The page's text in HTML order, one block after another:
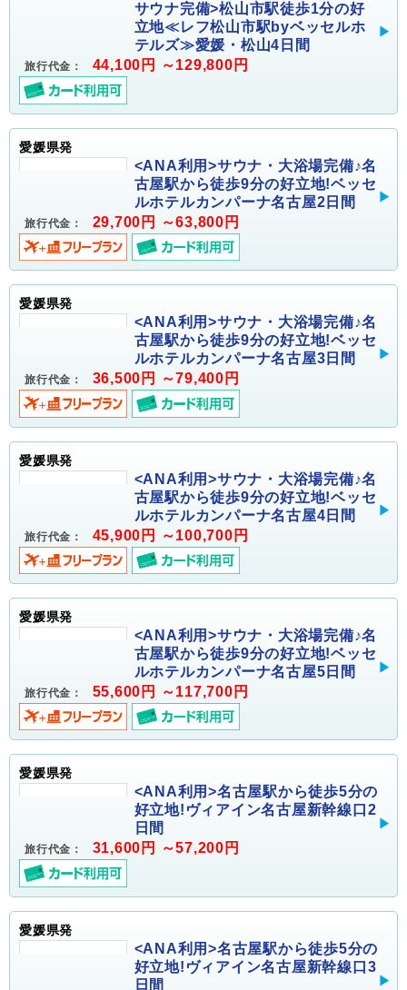
サウナ完備>松山市駅徒歩1分の好
立地≪レフ松山市駅byベッセルホ
テルズ≫愛媛・松山4日間
旅行代金： 44,100円 ～129,800円
愛媛県発
<ANA利用>サウナ・大浴場完備♪名
古屋駅から徒歩9分の好立地!ベッセ
ルホテルカンパーナ名古屋2日間
旅行代金： 29,700円 ～63,800円
愛媛県発
<ANA利用>サウナ・大浴場完備♪名
古屋駅から徒歩9分の好立地!ベッセ
ルホテルカンパーナ名古屋3日間
旅行代金： 36,500円 ～79,400円
愛媛県発
<ANA利用>サウナ・大浴場完備♪名
古屋駅から徒歩9分の好立地!ベッセ
ルホテルカンパーナ名古屋4日間
旅行代金： 45,900円 ～100,700円
愛媛県発
<ANA利用>サウナ・大浴場完備♪名
古屋駅から徒歩9分の好立地!ベッセ
ルホテルカンパーナ名古屋5日間
旅行代金： 55,600円 ～117,700円
愛媛県発
<ANA利用>名古屋駅から徒歩5分の
好立地!ヴィアイン名古屋新幹線口2
日間
旅行代金： 31,600円 ～57,200円
愛媛県発
<ANA利用>名古屋駅から徒歩5分の
好立地!ヴィアイン名古屋新幹線口3
日間